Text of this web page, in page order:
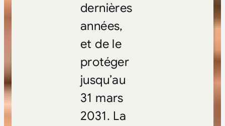
dernières
années,
et de le
protéger
jusqu’au
31 mars
2031. La